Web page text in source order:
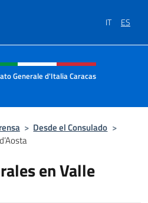
IT ES
sitio web,
Generale d'Italia Caracas
> Desde el Consulado >
en Valle